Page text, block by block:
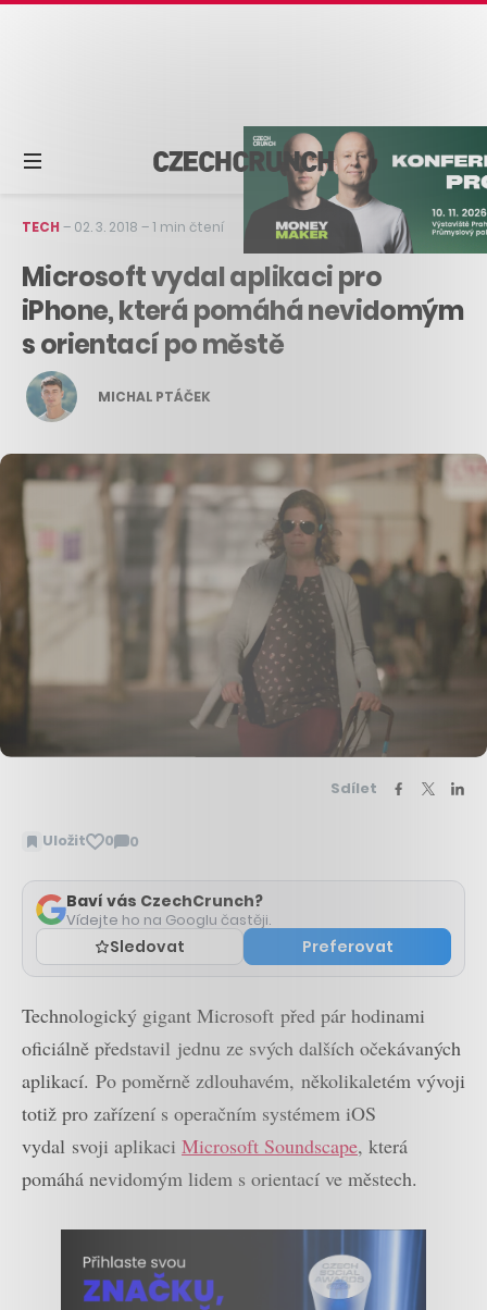
TECH – 02. 3. 2018 –1 min čtení
Microsoft vydal aplikaci pro
iPhone, která pomáhá nevidomým
s orientací po městě
MICHAL PTÁČEK
Sdílet
Uložit 0 0
Zobrazit
Baví vás CzechCrunch?
Vídejte ho na Googlu častěji.
Sledovat Preferovat
Technologický gigant Microsoft před pár hodinami
oficiálně představil jednu ze svých dalších očekávaných
aplikací. Po poměrně zdlouhavém, několikaletém vývoji
totiž pro zařízení s operačním systémem iOS
vydal svoji aplikaci Microsoft Soundscape, která
pomáhá nevidomým lidem s orientací ve městech.